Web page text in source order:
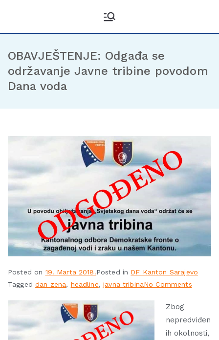
OBAVJEŠTENJE: Odgađa se
održavanje Javne tribine povodom
Dana voda
Posted on 19. Marta 2018.Posted in DF Kanton Sarajevo
Taggeddan zena, headline,javna tribinaNo Comments
Zbog
nepredviđen
ih okolnosti,